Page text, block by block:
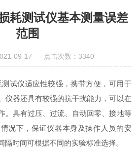
耗测试仪基本测量误差
范围
09-17 点击次数：3340
仪适应性较强，携带方便，可用于
仪器还具有较强的抗干扰能力，可以在
。具有过压、过流、自动回零、接地等
况下，保证仪器本身及操作人员的安
隔时间可根据不同的实验标准选择。